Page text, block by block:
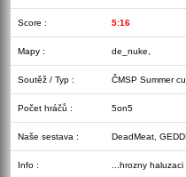
Score : 5:16
Mapy : de_nuke,
Soutěž / Typ : ČMSP Summer
Počet hráčů : 5on5
Naše sestava : DeadMeat,
Info : ...hrozny haluzaci